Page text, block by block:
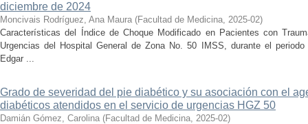
diciembre de 2024
Moncivais Rodríguez, Ana Maura (Facultad de Medicina, 2025-02)
Características del Índice de Choque Modificado en Pacientes con
Urgencias del Hospital General de Zona No. 50 IMSS, durante el periodo
Edgar ...
Grado de severidad del pie diabético y su asociación con el
diabéticos atendidos en el servicio de urgencias HGZ 50
Damián Gómez, Carolina (Facultad de Medicina, 2025-02)